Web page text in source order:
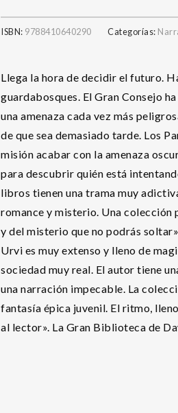
ISBN: 9788410640290 Categorías:
Llega la hora de decidir el futuro.
guardabosques. El Gran Consejo
una amenaza cada vez más
de que sea demasiado tarde. Los
misión acabar con la amenaza
para descubrir quién está
libros tienen una trama muy
romance y misterio. Una colección
y del misterio que no podrás
Urvi es muy extenso y lleno de
sociedad muy real. El autor tiene
una narración impecable. La
fantasía épica juvenil. El ritmo,
al lector». La Gran Biblioteca de